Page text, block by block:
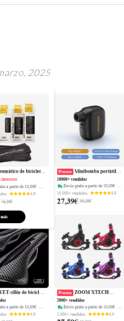
2025